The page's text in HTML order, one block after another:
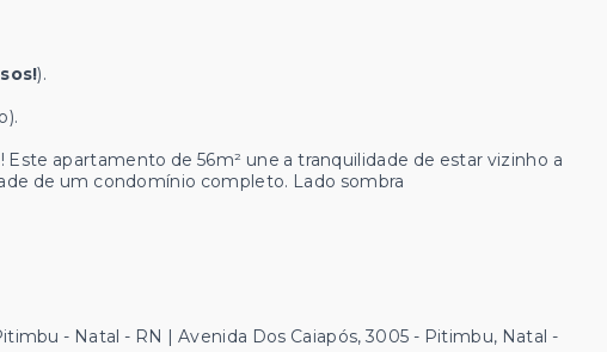
).
apartamento de 56m² une a tranquilidade de estar vizinho a
de um condomínio completo. Lado sombra
- Natal - RN | Avenida Dos Caiapós, 3005 - Pitimbu, Natal -